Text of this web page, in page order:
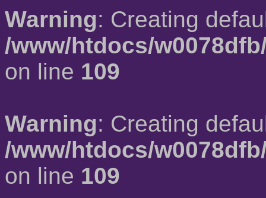
Warning: Creating
/www/htdocs/
on line 109
Warning: Creating
/www/htdocs/
on line 109